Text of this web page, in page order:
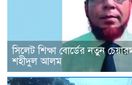
সিলেট শিক্ষা বোর্ডের নতুন
শহীদুল আলম